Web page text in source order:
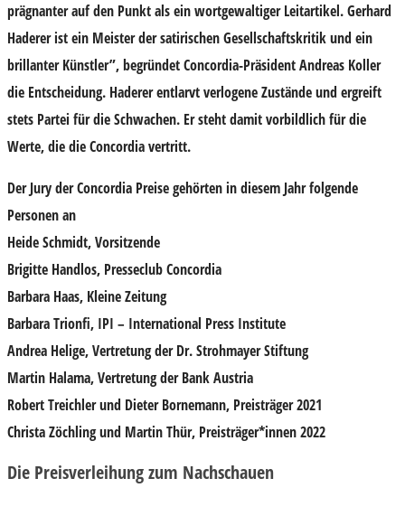
prägnanter auf den Punkt als ein wortgewaltiger Leitartikel. Gerhard
Haderer ist ein Meister der satirischen Gesellschaftskritik und ein
brillanter Künstler”, begründet Concordia-PräsidentAndreas Koller
die Entscheidung. Haderer entlarvt verlogene Zustände und ergreift
stets Partei für die Schwachen. Er steht damit vorbildlich für die
Werte, die die Concordia vertritt.
Der Jury der Concordia Preise gehörten in diesem Jahr folgende
Personen an
Heide Schmidt, Vorsitzende
Brigitte Handlos, Presseclub Concordia
Barbara Haas, Kleine Zeitung
Barbara Trionfi, IPI – International Press Institute
Andrea Helige, Vertretung der Dr. Strohmayer Stiftung
Martin Halama, Vertretung der Bank Austria
Robert Treichlerund Dieter Bornemann, Preisträger 2021
Christa Zöchlingund Martin Thür, Preisträger*innen 2022
Die Preisverleihung zum Nachschauen